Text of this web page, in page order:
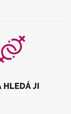
HLEDÁ JI